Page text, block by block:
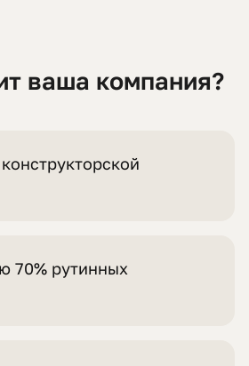
ваша компания?
70% рутинных